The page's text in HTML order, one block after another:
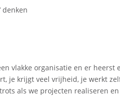
denken
vlakke organisatie en er heerst
je krijgt veel vrijheid, je werkt
als we projecten realiseren en